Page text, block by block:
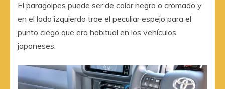
El paragolpes puede ser de color negro o cromado y
en el lado izquierdo trae el peculiar espejo para el
punto ciego que era habitual en los vehículos
japoneses.